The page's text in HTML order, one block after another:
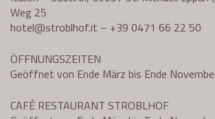
Weg 25
hotel@stroblhof.it – +39 0471 66 22 50
ÖFFNUNGSZEITEN
Geöffnet von Ende März bis Ende
CAFÈ RESTAURANT STROBLHOF